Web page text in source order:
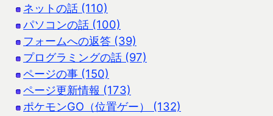
ネットの話 (110)
パソコンの話 (100)
フォームへの返答 (39)
プログラミングの話 (97)
ページの事 (150)
ページ更新情報 (173)
ポケモンGO（位置ゲー） (132)